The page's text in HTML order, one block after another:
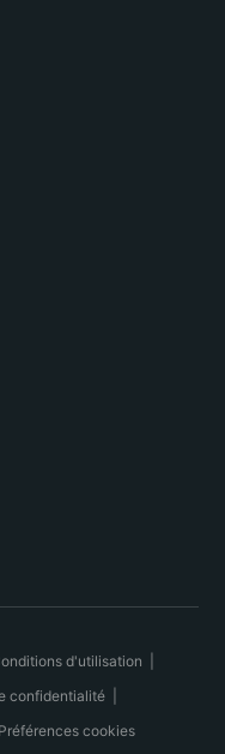
d'utilisation
confidentialité|
Préférences cookies